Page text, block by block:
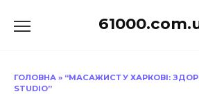
до
ГОЛОВНА » “МАСАЖИСТ У ХАРКОВІ:
STUDIO”